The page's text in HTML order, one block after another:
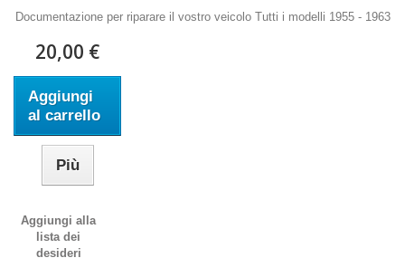
Documentazione per riparare il vostro veicolo Tutti i modelli 1955 - 1963
20,00 €
Aggiungi
al carrello
Più
Aggiungi alla
lista dei
desideri